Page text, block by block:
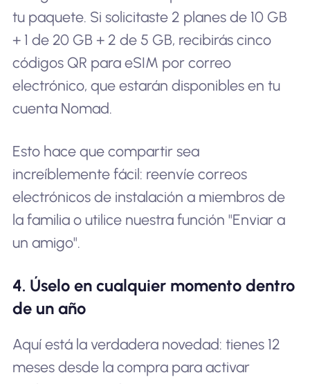
tu paquete. Si solicitaste 2 planes de 10 GB
+ 1 de 20 GB + 2 de 5 GB, recibirás cinco
códigos QR para eSIM por correo
electrónico, que estarán disponibles en tu
cuenta Nomad.
Esto hace que compartir sea
increíblemente fácil: reenvíe correos
electrónicos de instalación a miembros de
la familia o utilice nuestra función "Enviar a
un amigo".
4. Úselo en cualquier momento dentro
de un año
Aquí está la verdadera novedad: tienes 12
meses desde la compra para activar